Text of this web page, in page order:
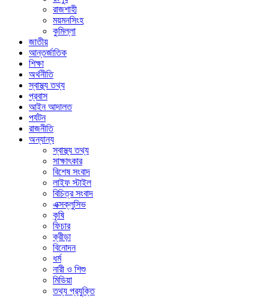
রাজশাহী
ময়মনসিংহ
কুমিল্লা
জাতীয়
আন্তর্জাতিক
শিক্ষা
অর্থনীতি
স্বাস্থ্য তথ্য
প্রবাস
আইন আদালত
পর্যটন
রাজনীতি
অন্যান্য
স্বাস্থ্য তথ্য
সাক্ষাৎকার
বিশেষ সংবাদ
লাইফ স্টাইল
বিচিত্র সংবাদ
এক্সক্লুসিভ
কৃষি
ফিচার
ক্রীড়া
বিনোদন
ধর্ম
নারী ও শিশু
মিডিয়া
তথ্য প্রযুক্তি